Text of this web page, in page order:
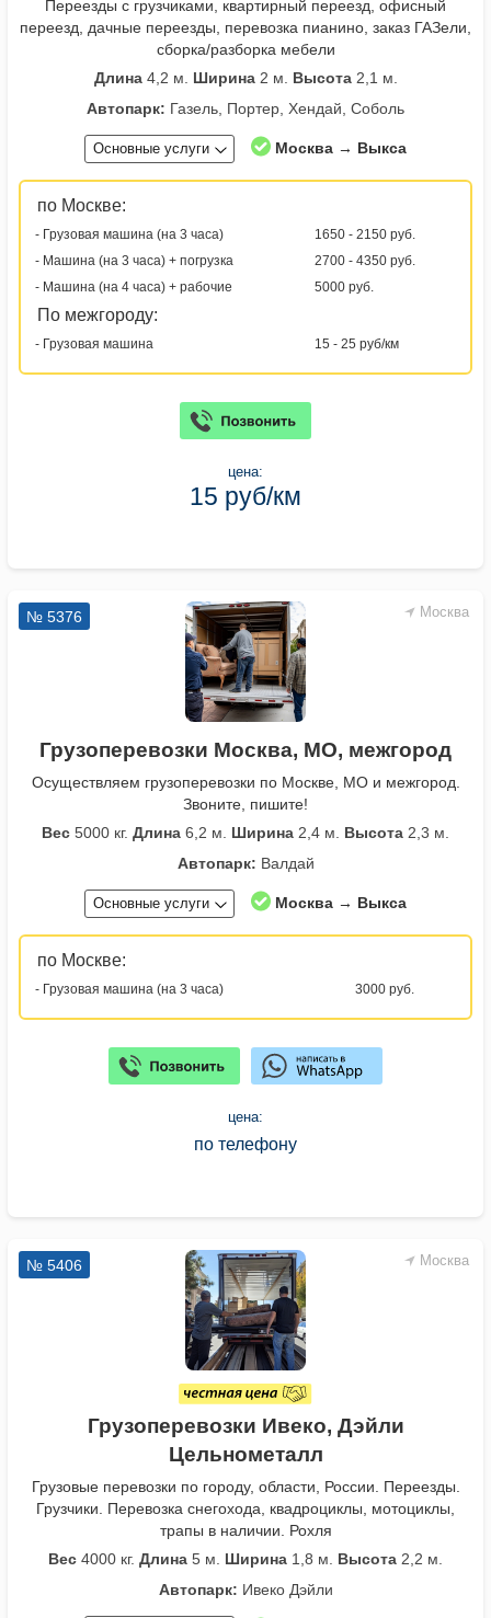
Переезды с грузчиками, квартирный переезд, офисный
переезд, дачные переезды, перевозка пианино, заказ ГАЗели,
сборка/разборка мебели
Длина4,2 м. Ширина2 м. Высота2,1 м.
Автопарк: Газель, Портер, Хендай, Соболь
Основные услуги Москва → Выкса
по Москве:
- Грузовая машина (на 3 часа)
1650 - 2150 руб.
- Машина (на 3 часа) + погрузка
2700 - 4350 руб.
- Машина (на 4 часа) + рабочие
5000 руб.
По межгороду:
- Грузовая машина 15 - 25 руб/км
цена:
15 руб/км
Москва
№ 5376
Грузоперевозки Москва, МО, межгород
Осуществляем грузоперевозки по Москве, МО и межгород.
Звоните, пишите!
Вес 5000 кг. Длина 6,2 м. Ширина 2,4 м. Высота 2,3 м.
Автопарк: Валдай
Основные услуги Москва → Выкса
по Москве:
- Грузовая машина (на 3 часа) 3000 руб.
цена:
по телефону
Москва
№ 5406
Грузоперевозки Ивеко, Дэйли
Цельнометалл
Грузовые перевозки по городу, области, России. Переезды.
Грузчики. Перевозка снегохода, квадроциклы, мотоциклы,
трапы в наличии. Рохля
Вес 4000 кг. Длина 5 м. Ширина 1,8 м. Высота 2,2 м.
Автопарк: Ивеко Дэйли